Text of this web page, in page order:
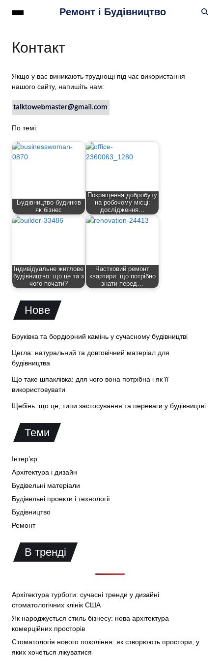
Ремонт і Будівництво
Контакт
Якщо у вас виникають труднощі під час використання
нашого сайту, напишіть нам:
По темі:
Будівництво будинків
як бізнес
Покращення добробуту
на робочому місці:
дослідження…
Індивідуальне житлове
будівництво: що це та з
чого почати?
Частковий ремонт
квартири: що потрібно
знати перед…
Нове
Бруківка та бордюрний камінь у сучасному будівництві
Цегла: натуральний та довговічний матеріал для
будівництва
Що таке шпаклівка: для чого вона потрібна і як її
використовувати
Щебінь: що це, типи застосування та переваги у будівництві
Теми
Інтер’єр
Архітектура і дизайн
Будівельні матеріали
Будівельні проекти і технології
Будівництво
Ремонт
В тренді
Архітектура турботи: сучасні тренди у дизайні
стоматологічних клінік США
Як народжується стиль бізнесу: нова архітектура
комерційних просторів
Стоматологія нового покоління: як створюють простори, у
яких хочеться лікуватися